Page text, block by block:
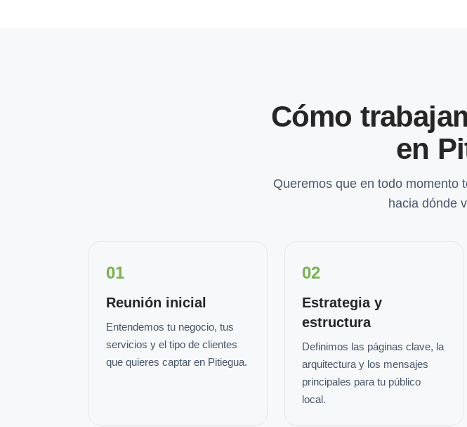
Cómo
en
Queremos que en todo momento
hacia dónde
01
Reunión inicial
Entendemos tu negocio, tus
servicios y el tipo de clientes
que quieres captar en Pitiegua.
02
Estrategia y
estructura
Definimos las páginas clave, la
arquitectura y los mensajes
principales para tu público
local.